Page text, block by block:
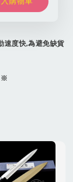
速度快,為避免缺貨
※